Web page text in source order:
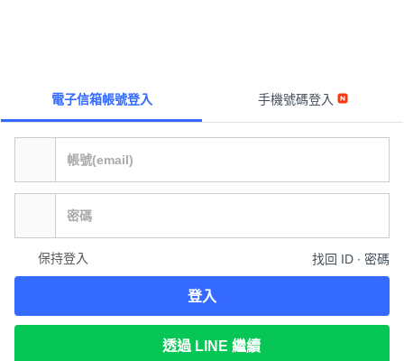
電子信箱帳號登入 手機號碼登入
保持登入 找回 ID ∙ 密碼
登入
透過 LINE 繼續